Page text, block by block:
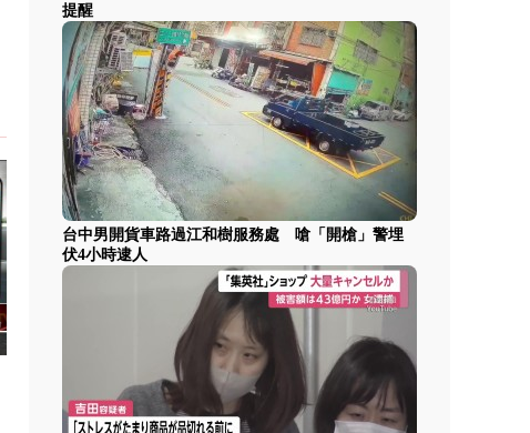
提醒
台中男開貨車路過江和樹服務處 嗆「開槍」警埋
伏4小時逮人